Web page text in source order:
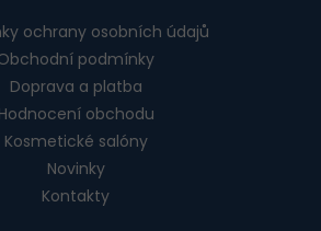
ochrany osobních údajů
podmínky
Doprava a platba
Hodnocení obchodu
Kosmetické salóny
Novinky
Kontakty